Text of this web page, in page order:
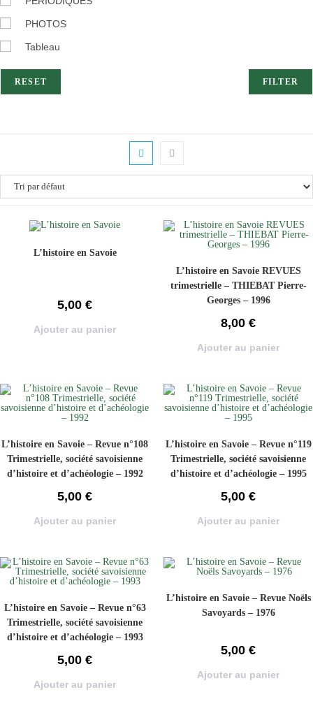
PHOTOS
Tableau
RESET FILTER
L’histoire en Savoie
5,00 €
Ajouter au panier
L’histoire en Savoie REVUES
trimestrielle – THIEBAT Pierre-
Georges – 1996
8,00 €
Ajouter au panier
L’histoire en Savoie – Revue n°108
Trimestrielle, société savoisienne
d’histoire et d’achéologie – 1992
5,00 €
Ajouter au panier
L’histoire en Savoie – Revue n°119
Trimestrielle, société savoisienne
d’histoire et d’achéologie – 1995
5,00 €
Ajouter au panier
L’histoire en Savoie – Revue n°63
Trimestrielle, société savoisienne
d’histoire et d’achéologie – 1993
5,00 €
Ajouter au panier
L’histoire en Savoie – Revue Noëls
Savoyards – 1976
5,00 €
Ajouter au panier